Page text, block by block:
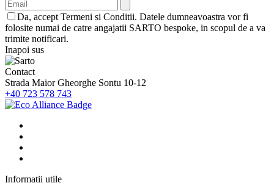
Da, accept Termeni si Conditii. Datele dumneavoastra vor fi
folosite numai de catre angajatii SARTO bespoke, in scopul de a va
trimite notificari.
Inapoi sus
Contact
Strada Maior Gheorghe Sontu 10-12
+40 723 578 743
Informatii utile